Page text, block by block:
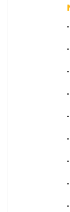
•
•
•